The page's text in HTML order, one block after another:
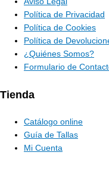
Política de Privacidad
Política de Cookies
Política de
¿Quiénes Somos?
Formulario de
Tienda
Catálogo online
Guía de Tallas
Mi Cuenta